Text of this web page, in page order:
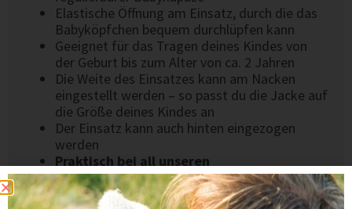
Elastische Öffnung am Einsatz, durch die das
Babyköpfchen bequem durchlüpfen kann
Geeignet für das Tragen deines Kindes von
der Geburt bis zum Alter von ca. 2 Jahren
Die Weite des Einsatzes kann am Nacken
eingestellt werden – so passt du die Jacke auf
die Größe deines Kindes an
Der Einsatz kann auch hinten eingezogen
werden
Praktisch bei all unseren
Rückentragejacken:Die Mamakapuze kann
eingerollt werden. So hängt sie deinem Kind